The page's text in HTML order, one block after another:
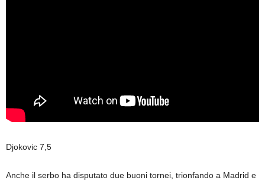
Djokovic 7,5
Anche il serbo ha disputato due buoni tornei, trionfando a Madrid e